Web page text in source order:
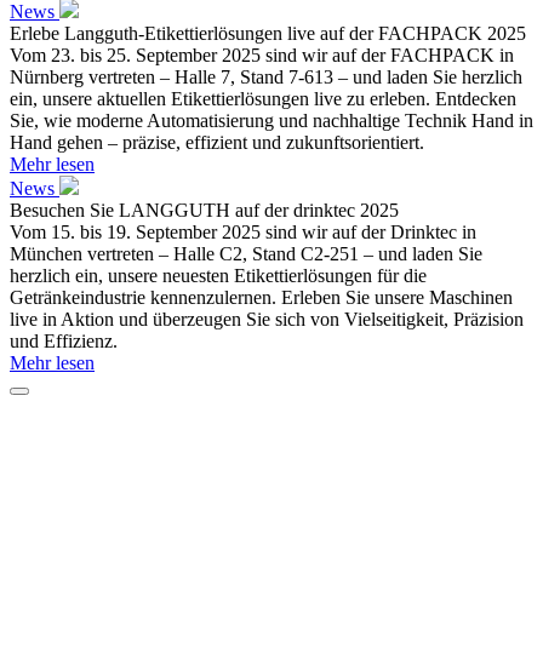
News
Erlebe Langguth-Etikettierlösungen live auf der FACHPACK 2025
Vom 23. bis 25. September 2025 sind wir auf der FACHPACK in
Nürnberg vertreten – Halle 7, Stand 7-613 – und laden Sie herzlich
ein, unsere aktuellen Etikettierlösungen live zu erleben. Entdecken
Sie, wie moderne Automatisierung und nachhaltige Technik Hand in
Hand gehen – präzise, effizient und zukunftsorientiert.
Mehr lesen
News
Besuchen Sie LANGGUTH auf der drinktec 2025
Vom 15. bis 19. September 2025 sind wir auf der Drinktec in
München vertreten – Halle C2, Stand C2-251 – und laden Sie
herzlich ein, unsere neuesten Etikettierlösungen für die
Getränkeindustrie kennenzulernen. Erleben Sie unsere Maschinen
live in Aktion und überzeugen Sie sich von Vielseitigkeit, Präzision
und Effizienz.
Mehr lesen